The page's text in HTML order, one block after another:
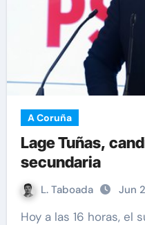
A Coruña
Lage Tuñas,
secundaria
L. Taboada Jun
Hoy a las 16 horas, el superconcejal de A Coruña